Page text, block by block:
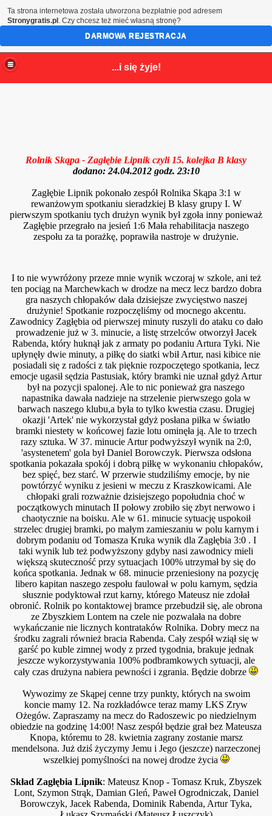
...i się żyje!
Rolnik Skąpa - Zagłębie Lipnik czyli 15. kolejka B klasy
dodano: 24.04.2012 godz. 23:10
Zagłębie Lipnik pokonało zespół Rolnika Skąpa 3:1 w
rewanżowym spotkaniu sieradzkiej B klasy grupy I. W
pierwszym spotkaniu tych drużyn wynik był zgoła inny ponieważ
Zagłębie przegrało na jesień 1:6 Mała rehabilitacja naszego
zespołu za ta porażkę, poprawiła nastroje w drużynie.
I to nie wywróżony przeze mnie wynik wczoraj w szkole, ani też
ten pociąg na Marchewkach w drodze na mecz lecz bardzo dobra
gra naszych chłopaków dała dzisiejsze zwycięstwo naszej
drużynie! Spotkanie rozpoczęliśmy od mocnego akcentu.
Zawodnicy Zagłębia od pierwszej minuty ruszyli do ataku co dało
prowadzenie już w 3. minucie, a listę strzelców otworzył Jacek
Rabenda, który huknął jak z armaty po podaniu Artura Tyki. Nie
upłynęły dwie minuty, a piłkę do siatki wbił Artur, nasi kibice nie
posiadali się z radości z tak pięknie rozpoczętego spotkania, lecz
emocje ugasił sędzia Pastusiak, który bramki nie uznał gdyż Artur
był na pozycji spalonej. Ale to nic ponieważ gra naszego
napastnika dawała nadzieje na strzelenie pierwszego gola w
barwach naszego klubu,a była to tylko kwestia czasu. Drugiej
okazji 'Artek' nie wykorzystał gdyż posłana piłka w światło
bramki niestety w końcowej fazie lotu ominęła ją. Ale to trzech
razy sztuka. W 37. minucie Artur podwyższył wynik na 2:0,
'asystenetem' gola był Daniel Borowczyk. Pierwsza odsłona
spotkania pokazała spokój i dobrą piłkę w wykonaniu chłopaków,
bez spięć, bez starć. W przerwie studziliśmy emocje, by nie
powtórzyć wyniku z jesieni w meczu z Kraszkowicami. Ale
chłopaki grali rozważnie dzisiejszego popołudnia choć w
początkowych minutach II połowy zrobiło się zbyt nerwowo i
chaotycznie na boisku. Ale w 61. minucie sytuację uspokoił
strzelec drugiej bramki, po małym zamieszaniu w polu karnym i
dobrym podaniu od Tomasza Kruka wynik dla Zagłębia 3:0 . I
taki wynik lub też podwyższony gdyby nasi zawodnicy mieli
większą skuteczność przy sytuacjach 100% utrzymał by się do
końca spotkania. Jednak w 68. minucie przeniesiony na pozycję
libero kapitan naszego zespołu faulował w polu karnym, sędzia
słusznie podyktował rzut karny, którego Mateusz nie zdołał
obronić. Rolnik po kontaktowej bramce przebudził się, ale obrona
ze Zbyszkiem Lontem na czele nie pozwalała na dobre
wykańczanie nie licznych kontrataków Rolnika. Dobry mecz na
środku zagrali również bracia Rabenda. Cały zespół wziął się w
garść po kuble zimnej wody z przed tygodnia, brakuje jednak
jeszcze wykorzystywania 100% podbramkowych sytuacji, ale
cały czas drużyna nabiera pewności i zgrania. Będzie dobrze
Wywozimy ze Skąpej cenne trzy punkty, których na swoim
koncie mamy 12. Na rozkładówce teraz mamy LKS Zryw
Ożegów. Zapraszamy na mecz do Radoszewic po niedzielnym
obiedzie na godzinę 14:00! Nasz zespół będzie grał bez Mateusza
Knopa, któremu to 28. kwietnia zagrany zostanie marsz
mendelsona. Już dziś życzymy Jemu i Jego (jeszcze) narzeczonej
wszelkiej pomyślności na nowej drodze życia
Skład Zagłębia Lipnik: Mateusz Knop - Tomasz Kruk, Zbyszek
Lont, Szymon Strąk, Damian Gleń, Paweł Ogrodniczak, Daniel
Borowczyk, Jacek Rabenda, Dominik Rabenda, Artur Tyka,
15. kolejka B klasy
2012
Ta strona internetowa została utworzona bezpłatnie pod adresem
Stronygratis.pl . Czy chcesz też mieć własną stronę?
DARMOWA REJESTRACJA